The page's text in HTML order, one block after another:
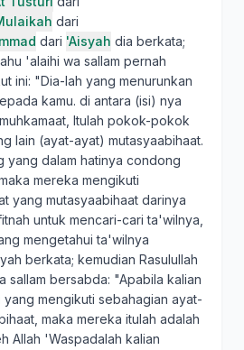
dari
dari 'Aisyah dia berkata;
'alaihi wa sallam pernah
ini: "Dia-lah yang menurunkan
kamu. di antara (isi) nya
Itulah pokok-pokok
lain (ayat-ayat) mutasyaabihaat.
yang dalam hatinya condong
mereka mengikuti
yang mutasyaabihaat darinya
untuk mencari-cari ta'wilnya,
mengetahui ta'wilnya
berkata; kemudian Rasulullah
sallam bersabda: "Apabila kalian
mengikuti sebahagian ayat-
maka mereka itulah adalah
Allah 'Waspadalah kalian